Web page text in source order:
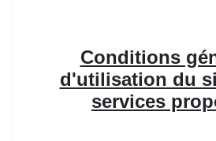
Conditions
d'utilisation du
services